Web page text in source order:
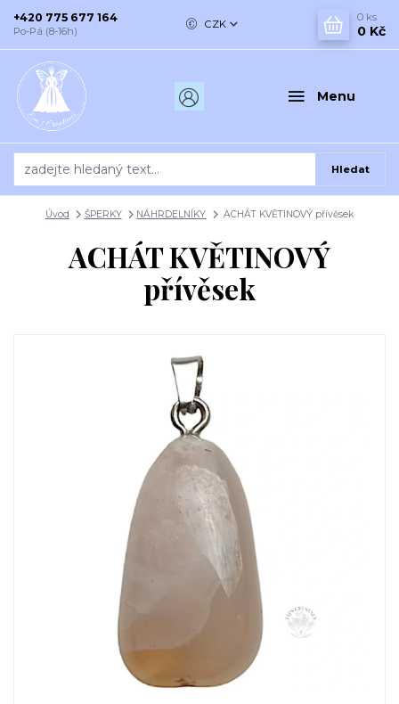
Menu
CZK
Hledat
+420 775 677 164
Po-Pá (8-16h)
0 ks
0 Kč
Úvod ŠPERKY NÁHRDELNÍKY ACHÁT KVĚTINOVÝ přívěsek
ACHÁT KVĚTINOVÝ
přívěsek